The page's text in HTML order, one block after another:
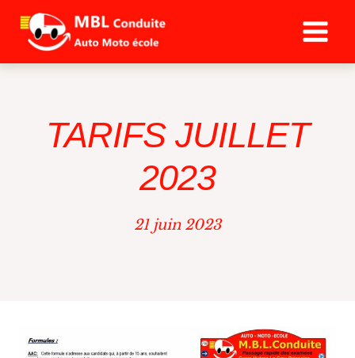
Aller
contenu
TARIFS JUILLET
2023
21 juin 2023